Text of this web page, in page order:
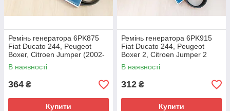
Ремінь генератора 6PK875
Fiat Ducato 244, Peugeot
Boxer, Citroen Jumper (2002-
2006) 2.0/2.2JTD/HDi, 5750XZ
В наявності
364 ₴
Купити
Ремінь генератора 6PK915
Fiat Ducato 244, Peugeot
Boxer 2, Citroen Jumper 2
(2002-2006) 2.8, 500345344,
128066
В наявності
312 ₴
Купити